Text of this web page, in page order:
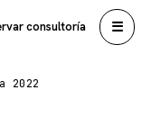
consultoría ☰
2022